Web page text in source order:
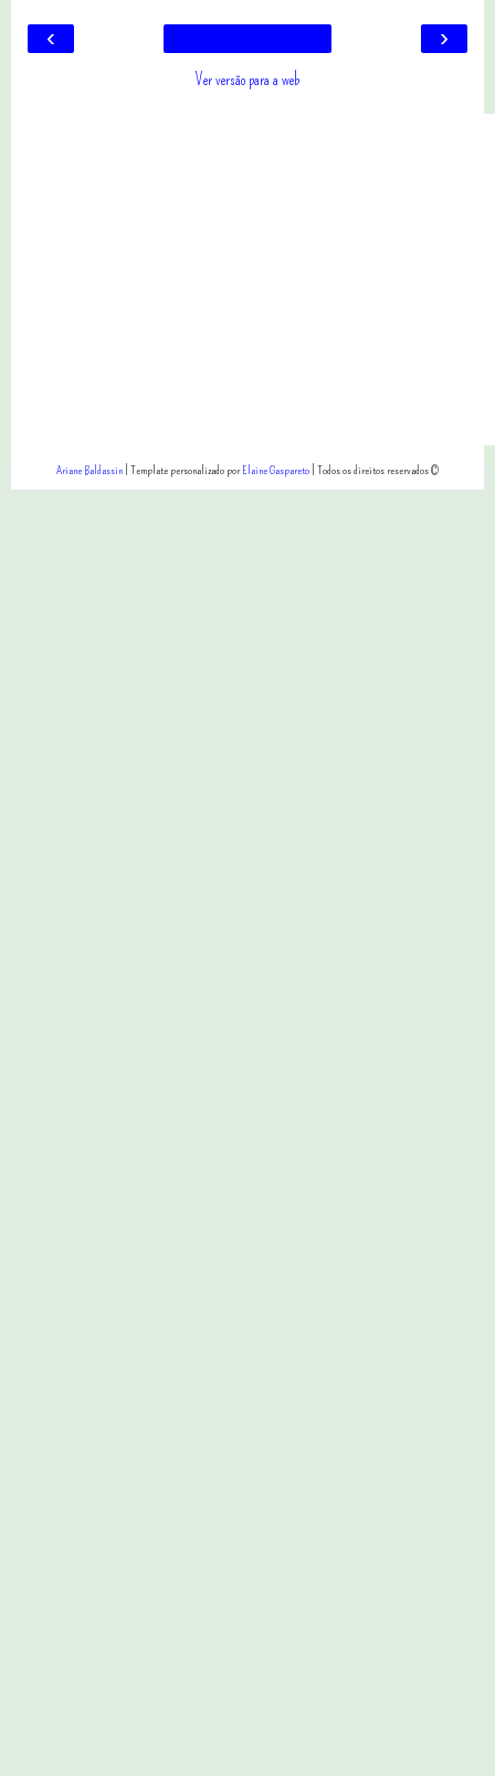
‹ ›
Ver versão para a web
Ariane Baldassin| Template personalizado porElaine Gaspareto| Todos os direitos reservados ©